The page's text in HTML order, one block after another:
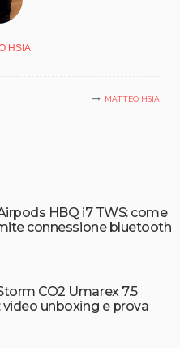
HSIA
MATTEO HSIA
HBQ i7 TWS: come
connessione bluetooth
CO2 Umarex 7.5
video unboxing e prova